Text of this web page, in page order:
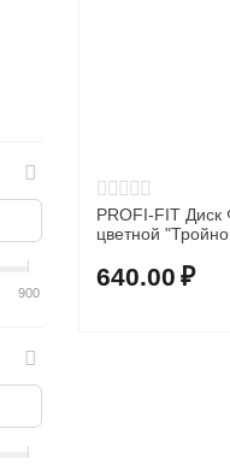
PROFI-FIT
640.00 ₽
900